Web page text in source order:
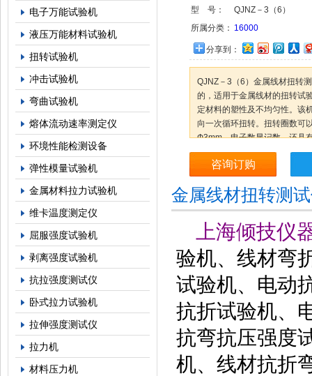
电子万能试验机
液压万能材料试验机
扭转试验机
冲击试验机
弯曲试验机
熔体流动速率测定仪
环境性能检测设备
弹性模量试验机
金属材料拉力试验机
维卡温度测定仪
屈服强度试验机
剥离强度试验机
抗拉强度测试仪
卧式拉力试验机
拉伸强度测试仪
拉力机
材料压力机
型 号：
QJNZ－3（6）
所属分类： 16000
分享到：
QJNZ－3（6）金属线材扭转
的，适用于金属线材的扭转试
定材料的塑性及不均匀性。该
向一次循环扭转。扭转圈数可
Ф3mm，电子数显记数，还具
咨询订购
金属线材扭转测
上海倾技仪
验机、线材弯
试验机、电动
抗折试验机、
抗弯抗压强度
机、线材抗折